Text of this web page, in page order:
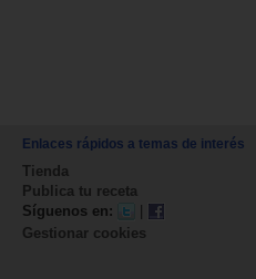
Enlaces rápidos a temas de interés
Tienda
Publica tu receta
Síguenos en:
|
Gestionar cookies